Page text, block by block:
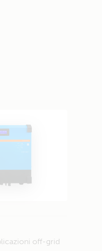
off-grid